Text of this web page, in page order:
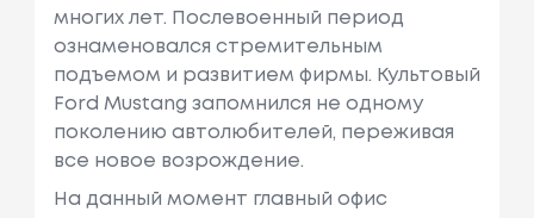
многих лет. Послевоенный период
ознаменовался стремительным
подъемом и развитием фирмы. Культовый
Ford Mustang запомнился не одному
поколению автолюбителей, переживая
все новое возрождение.
На данный момент главный офис